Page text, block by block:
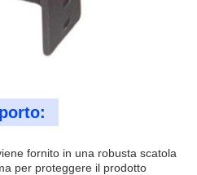
fornito in una robusta scatola
per proteggere il prodotto